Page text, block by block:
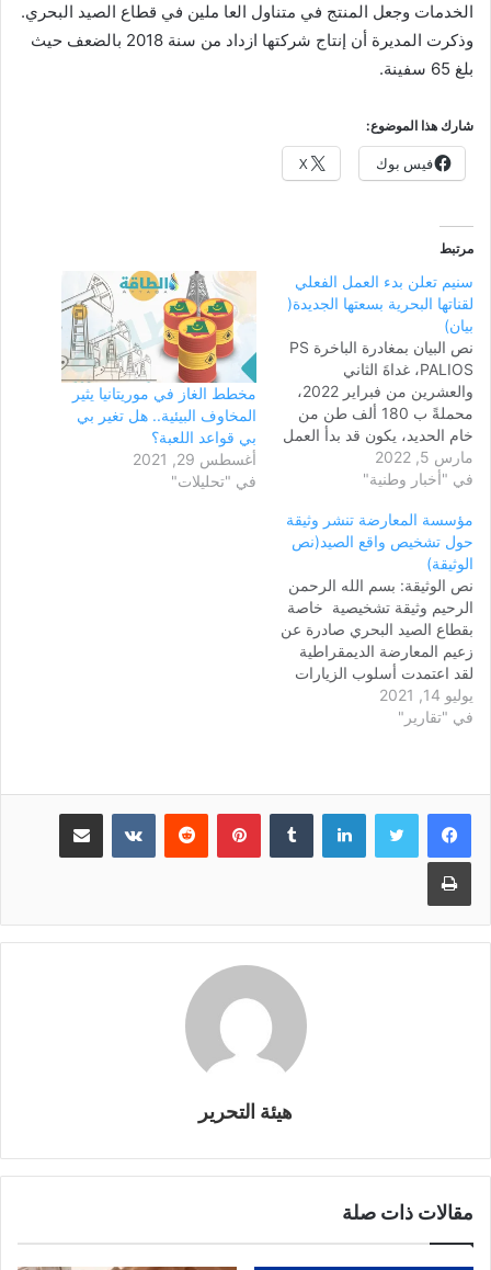
الخدمات وجعل المنتج في متناول العا ملين في قطاع الصيد البحري.
وذكرت المديرة أن إنتاج شركتها ازداد من سنة 2018 بالضعف حيث
بلغ 65 سفينة.
شارك هذا الموضوع:
فيس بوك X
مرتبط
سنيم تعلن بدء العمل الفعلي
لقناتها البحرية بسعتها الجديدة(
بيان)
نص البيان بمغادرة الباخرة PS
PALIOS، غداةَ الثاني
والعشرين من فبراير 2022،
محملةً ب 180 ألف طن من
خام الحديد، يكون قد بدأ العمل
الفعلي لقناتنا البحرية بسعتها
الجديدة التي تم إنجازها في
الميناء المعدني بنواذيبو. منذ
اكتمال المشروع، أبحرت من
الميناء ثلاث بواخر بحمولة
في…
مارس 5, 2022
في "أخبار وطنية"
مخطط الغاز في موريتانيا يثير
المخاوف البيئية.. هل تغير بي
بي قواعد اللعبة؟
أغسطس 29, 2021
في "تحليلات"
مؤسسة المعارضة تنشر وثيقة
حول تشخيص واقع الصيد(نص
الوثيقة)
نص الوثيقة: بسم الله الرحمن
الرحيم وثيقة تشخيصية خاصة
بقطاع الصيد البحري صادرة عن
زعيم المعارضة الديمقراطية
لقد اعتمدت أسلوب الزيارات
الميدانية بهدف معاينة مشاكل
المواطنين عن قرب و الاستماع
المواطنين، بعيدا…
يوليو 14, 2021
في "تقارير"
لينكدإن بينتيريست مشاركة عبر البريد
طباعة
هيئة التحرير
مقالات ذات صلة